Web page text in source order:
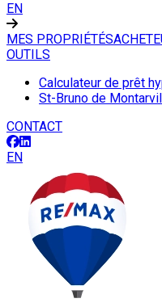
EN
MES PROPRIÉTÉS
OUTILS
Calculateur de prêt
St-Bruno de
CONTACT
EN